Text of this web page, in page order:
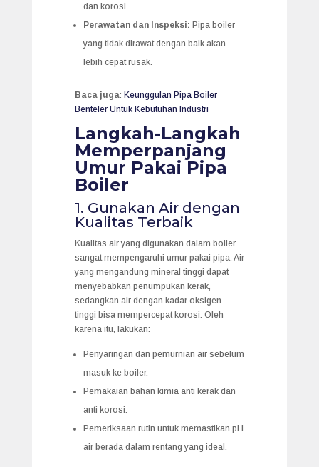
dan korosi.
Perawatan dan Inspeksi: Pipa boiler
yang tidak dirawat dengan baik akan
lebih cepat rusak.
Baca juga: Keunggulan Pipa Boiler
Benteler Untuk Kebutuhan Industri
Langkah-Langkah
Memperpanjang
Umur Pakai Pipa
Boiler
1. Gunakan Air dengan
Kualitas Terbaik
Kualitas air yang digunakan dalam boiler
sangat mempengaruhi umur pakai pipa. Air
yang mengandung mineral tinggi dapat
menyebabkan penumpukan kerak,
sedangkan air dengan kadar oksigen
tinggi bisa mempercepat korosi. Oleh
karena itu, lakukan:
Penyaringan dan pemurnian air sebelum
masuk ke boiler.
Pemakaian bahan kimia anti kerak dan
anti korosi.
Pemeriksaan rutin untuk memastikan pH
air berada dalam rentang yang ideal.